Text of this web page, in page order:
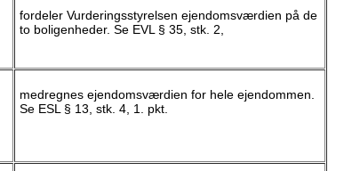
fordeler Vurderingsstyrelsen ejendomsværdien på de
to boligenheder. Se EVL § 35, stk. 2,
medregnes ejendomsværdien for hele ejendommen.
Se ESL § 13, stk. 4, 1. pkt.